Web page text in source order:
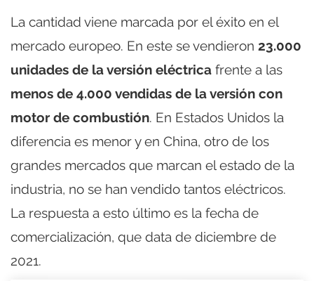
La cantidad viene marcada por el éxito en el
mercado europeo. En este se vendieron 23.000
unidades de la versión eléctrica frente a las
menos de 4.000 vendidas de la versión con
motor de combustión. En Estados Unidos la
diferencia es menor y en China, otro de los
grandes mercados que marcan el estado de la
industria, no se han vendido tantos eléctricos.
La respuesta a esto último es la fecha de
comercialización, que data de diciembre de
2021.